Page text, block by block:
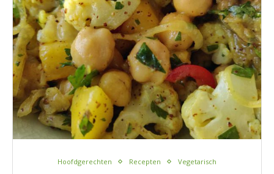
Hoofdgerechten Recepten Vegetarisch